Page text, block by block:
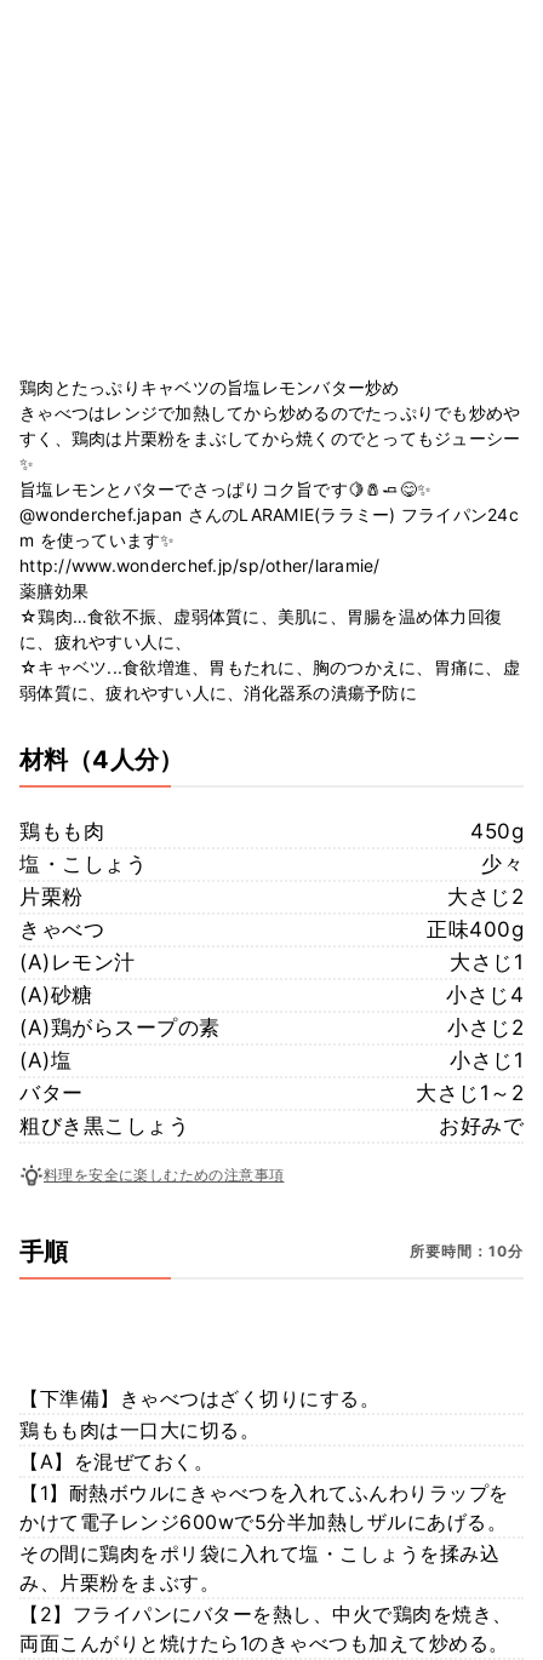
鶏肉とたっぷりキャベツの旨塩レモンバター炒め
きゃべつはレンジで加熱してから炒めるのでたっぷりでも炒めや
すく、鶏肉は片栗粉をまぶしてから焼くのでとってもジューシー
✨
旨塩レモンとバターでさっぱりコク旨です🍋🧂🧈😋✨
@wonderchef.japan さんのLARAMIE(ララミー) フライパン24c
m を使っています✨
http://www.wonderchef.jp/sp/other/laramie/
薬膳効果
☆鶏肉…食欲不振、虚弱体質に、美肌に、胃腸を温め体力回復
に、疲れやすい人に、
☆キャベツ...食欲増進、胃もたれに、胸のつかえに、胃痛に、虚
弱体質に、疲れやすい人に、消化器系の潰瘍予防に
材料（4人分）
鶏もも肉
450g
塩・こしょう
少々
片栗粉
大さじ2
きゃべつ
正味400g
(A)レモン汁
大さじ1
(A)砂糖
小さじ4
(A)鶏がらスープの素
小さじ2
(A)塩
小さじ1
バター
大さじ1～2
粗びき黒こしょう
お好みで
料理を安全に楽しむための注意事項
手順 所要時間：10分
【下準備】きゃべつはざく切りにする。
鶏もも肉は一口大に切る。
【A】を混ぜておく。
【1】耐熱ボウルにきゃべつを入れてふんわりラップを
かけて電子レンジ600wで5分半加熱しザルにあげる。
その間に鶏肉をポリ袋に入れて塩・こしょうを揉み込
み、片栗粉をまぶす。
【2】フライパンにバターを熱し、中火で鶏肉を焼き、
両面こんがりと焼けたら1のきゃべつも加えて炒める。